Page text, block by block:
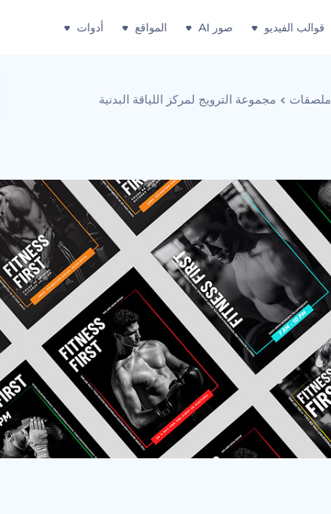
قوالب الفيديو صور AI المواقع أدوات
ملصقات مجموعة الترويج لمركز اللياقة البدنية